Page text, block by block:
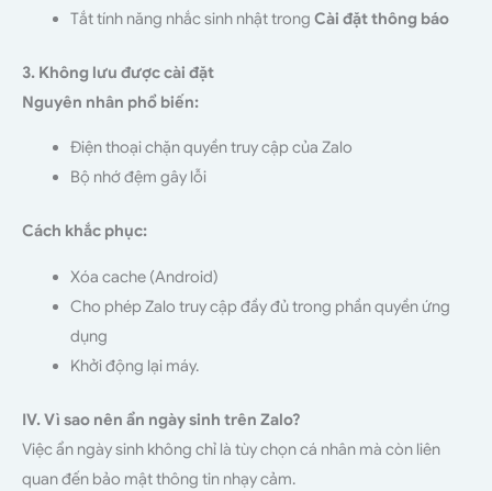
Tắt tính năng nhắc sinh nhật trong Cài đặt thông báo
3. Không lưu được cài đặt
Nguyên nhân phổ biến:
Điện thoại chặn quyền truy cập của Zalo
Bộ nhớ đệm gây lỗi
Cách khắc phục:
Xóa cache (Android)
Cho phép Zalo truy cập đầy đủ trong phần quyền ứng
dụng
Khởi động lại máy.
IV. Vì sao nên ẩn ngày sinh trên Zalo?
Việc ẩn ngày sinh không chỉ là tùy chọn cá nhân mà còn liên
quan đến bảo mật thông tin nhạy cảm.